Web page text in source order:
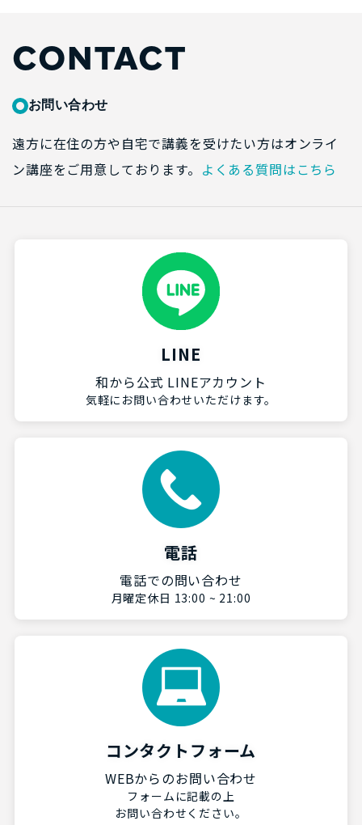
CONTACT
お問い合わせ
遠方に在住の方や自宅で講義を受けたい方はオンライ
ン講座をご用意しております。 よくある質問はこちら
LINE
和から公式 LINEアカウント
気軽にお問い合わせいただけます。
電話
電話での問い合わせ
月曜定休日 13:00 ~ 21:00
コンタクトフォーム
WEBからのお問い合わせ
フォームに記載の上
お問い合わせください。